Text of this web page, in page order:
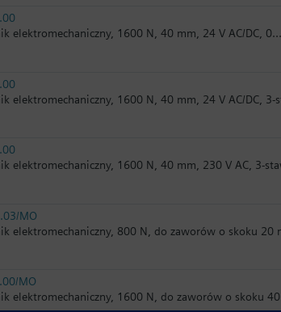
elektromechaniczny, 1600 N, 40 mm, 24 V AC/DC,
elektromechaniczny, 1600 N, 40 mm, 24 V AC/DC, 3-
elektromechaniczny, 1600 N, 40 mm, 230 V AC, 3-
MO
elektromechaniczny, 800 N, do zaworów o skoku 20
MO
elektromechaniczny, 1600 N, do zaworów o skoku